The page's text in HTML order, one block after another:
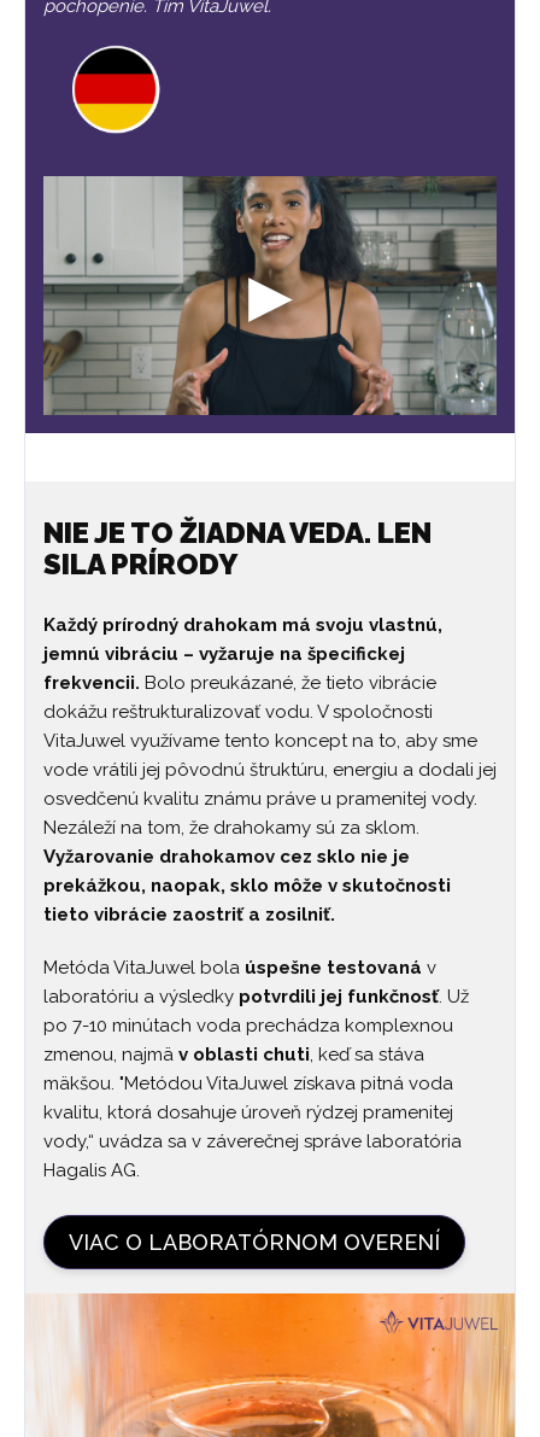
pochopenie. Tím VitaJuwel.
NIE JE TO ŽIADNA VEDA. LEN
SILA PRÍRODY
Každý prírodný drahokam má svoju vlastnú,
jemnú vibráciu – vyžaruje na špecifickej
frekvencii. Bolo preukázané, že tieto vibrácie
dokážu reštrukturalizovať vodu. V spoločnosti
VitaJuwel využívame tento koncept na to, aby sme
vode vrátili jej pôvodnú štruktúru, energiu a dodali jej
osvedčenú kvalitu známu práve u pramenitej vody.
Nezáleží na tom, že drahokamy sú za sklom.
Vyžarovanie drahokamov cez sklo nie je
prekážkou, naopak, sklo môže v skutočnosti
tieto vibrácie zaostriť a zosilniť.
Metóda VitaJuwel bola úspešne testovaná v
laboratóriu a výsledky potvrdili jej funkčnosť. Už
po 7-10 minútach voda prechádza komplexnou
zmenou, najmä v oblasti chuti, keď sa stáva
mäkšou. "Metódou VitaJuwel získava pitná voda
kvalitu, ktorá dosahuje úroveň rýdzej pramenitej
vody,“ uvádza sa v záverečnej správe laboratória
Hagalis AG.
VIAC O LABORATÓRNOM OVERENÍ